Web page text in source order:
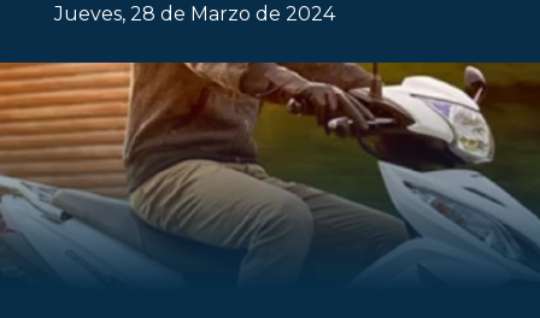
Jueves, 28 de Marzo de 2024